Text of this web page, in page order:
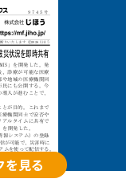
を見る